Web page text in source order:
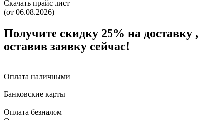
Скачать прайс лист
(от 06.08.2026)
Получите скидку 25% на доставку ,
оставив заявку сейчас!
Оплата наличными
Банковские карты
Оплата безналом